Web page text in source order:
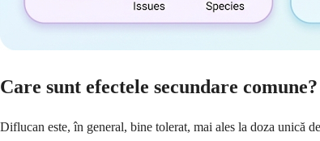
Care sunt efectele secundare comune?
Diflucan este, în general, bine tolerat, mai ales la doza unică